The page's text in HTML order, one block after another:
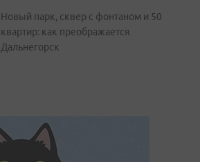
Новый парк, сквер с фонтаном и 50
квартир: как преображается
Дальнегорск